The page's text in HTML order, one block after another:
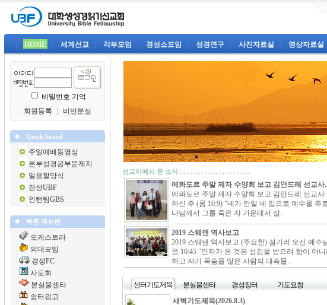
HOME 세계선교 각부모임 경성소모임 성경연구 사진자료실 영상자료실
비밀번호 기억
회원등록
비번분실
Quick board
주일예배동영상
본부성경공부문제지
일용할양식
경성UBF
인턴팀GBS
빠른 메뉴판
오케스트라
의대모임
경성FC
사도회
분실물센타
쉼터광고
선교지에서 온 소식 . . . . . . . . . . . . . . . . . . . .
에콰도르 주말 제자 수양회 보고 김안드레 선교사
에콰도르 주말 제자 수양회 보고 김안드레 선교사
하신 주 (롬 10:9) “네가 만일 네 입으로 예수를 주
나님께서 그를 죽은 자 가운데서 살..
2019 스웨덴 역사보고
2019 스웨덴 역사보고 (주요한) 섬기러 오신 예수
음 10:45 “인자가 온 것은 섬김을 받으려 함이 아
하고 자기 목숨을 많은 사람의 대속물..
센터기도제목 분실물센타 경성장터
기도요청
새벽기도제목(2026.8.3)